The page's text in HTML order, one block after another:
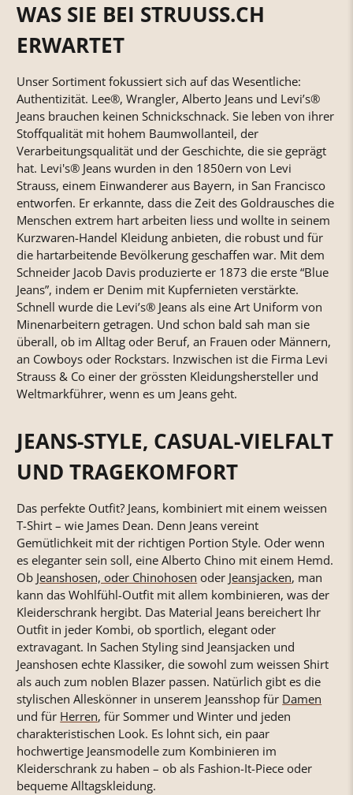
WAS SIE BEI STRUUSS.CH
ERWARTET
Unser Sortiment fokussiert sich auf das Wesentliche:
Authentizität. Lee®, Wrangler, Alberto Jeans und Levi’s®
Jeans brauchen keinen Schnickschnack. Sie leben von ihrer
Stoffqualität mit hohem Baumwollanteil, der
Verarbeitungsqualität und der Geschichte, die sie geprägt
hat. Levi's® Jeans wurden in den 1850ern von Levi
Strauss, einem Einwanderer aus Bayern, in San Francisco
entworfen. Er erkannte, dass die Zeit des Goldrausches die
Menschen extrem hart arbeiten liess und wollte in seinem
Kurzwaren-Handel Kleidung anbieten, die robust und für
die hartarbeitende Bevölkerung geschaffen war. Mit dem
Schneider Jacob Davis produzierte er 1873 die erste “Blue
Jeans”, indem er Denim mit Kupfernieten verstärkte.
Schnell wurde die Levi’s® Jeans als eine Art Uniform von
Minenarbeitern getragen. Und schon bald sah man sie
überall, ob im Alltag oder Beruf, an Frauen oder Männern,
an Cowboys oder Rockstars. Inzwischen ist die Firma Levi
Strauss & Co einer der grössten Kleidungshersteller und
Weltmarkführer, wenn es um Jeans geht.
JEANS-STYLE, CASUAL-VIELFALT
UND TRAGEKOMFORT
Das perfekte Outfit? Jeans, kombiniert mit einem weissen
T-Shirt – wie James Dean. Denn Jeans vereint
Gemütlichkeit mit der richtigen Portion Style. Oder wenn
es eleganter sein soll, eine Alberto Chino mit einem Hemd.
Ob Jeanshosen, oder Chinohosen oder Jeansjacken, man
kann das Wohlfühl-Outfit mit allem kombinieren, was der
Kleiderschrank hergibt. Das Material Jeans bereichert Ihr
Outfit in jeder Kombi, ob sportlich, elegant oder
extravagant. In Sachen Styling sind Jeansjacken und
Jeanshosen echte Klassiker, die sowohl zum weissen Shirt
als auch zum noblen Blazer passen. Natürlich gibt es die
stylischen Alleskönner in unserem Jeansshop für Damen
und für Herren, für Sommer und Winter und jeden
charakteristischen Look. Es lohnt sich, ein paar
hochwertige Jeansmodelle zum Kombinieren im
Kleiderschrank zu haben – ob als Fashion-It-Piece oder
bequeme Alltagskleidung.